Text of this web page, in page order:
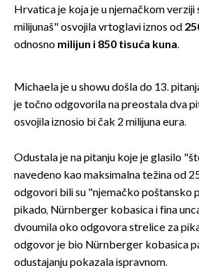
Hrvatica je koja je u njemačkom
milijunaš" osvojila vrtoglavi iznos od
odnosno milijun i 850 tisuća kuna.
Michaela je u showu došla do 13.
je točno odgovorila na preostala dva
osvojila iznosio bi čak 2 milijuna eura.
Odustala je na pitanju koje je glasilo
navedeno kao maksimalna težina od
odgovori bili su "njemačko poštansko
pikado, Nürnberger kobasica i fina
dvoumila oko odgovora strelice za
odgovor je bio Nürnberger kobasica
odustajanju pokazala ispravnom.